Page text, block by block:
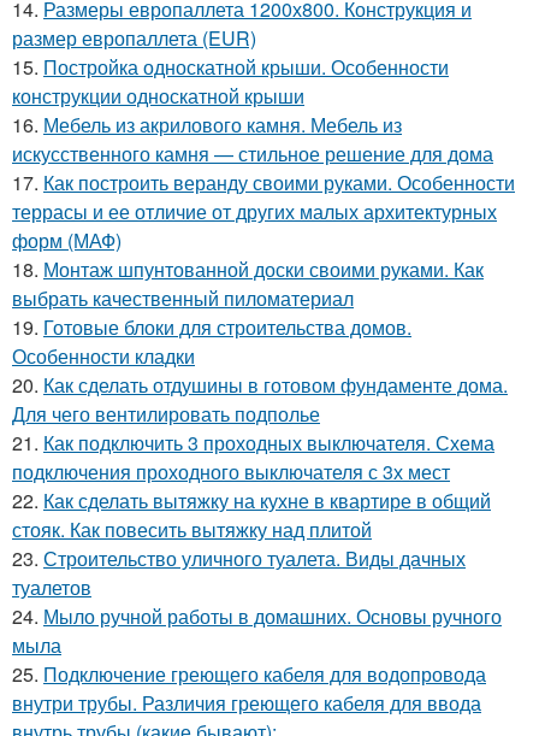
14. Размеры европаллета 1200х800. Конструкция и
размер европаллета (EUR)
15. Постройка односкатной крыши. Особенности
конструкции односкатной крыши
16. Мебель из акрилового камня. Мебель из
искусственного камня — стильное решение для дома
17. Как построить веранду своими руками. Особенности
террасы и ее отличие от других малых архитектурных
форм (МАФ)
18. Монтаж шпунтованной доски своими руками. Как
выбрать качественный пиломатериал
19. Готовые блоки для строительства домов.
Особенности кладки
20. Как сделать отдушины в готовом фундаменте дома.
Для чего вентилировать подполье
21. Как подключить 3 проходных выключателя. Схема
подключения проходного выключателя с 3х мест
22. Как сделать вытяжку на кухне в квартире в общий
стояк. Как повесить вытяжку над плитой
23. Строительство уличного туалета. Виды дачных
туалетов
24. Мыло ручной работы в домашних. Основы ручного
мыла
25. Подключение греющего кабеля для водопровода
внутри трубы. Различия греющего кабеля для ввода